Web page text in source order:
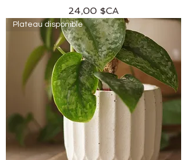
Prix
24,00 $CA
Plateau disponible